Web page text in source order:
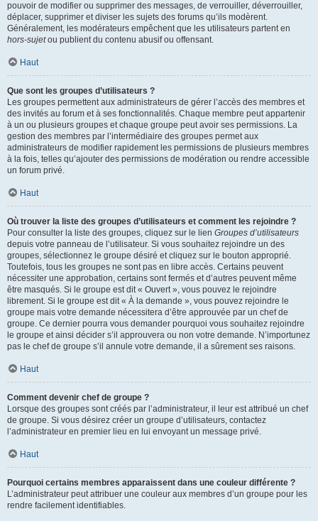
pouvoir de modifier ou supprimer des messages, de verrouiller, déverrouiller,
déplacer, supprimer et diviser les sujets des forums qu’ils modèrent.
Généralement, les modérateurs empêchent que les utilisateurs partent en
hors-sujetou publient du contenu abusif ou offensant.
Haut
Que sont les groupes d’utilisateurs ?
Les groupes permettent aux administrateurs de gérer l’accès des membres et
des invités au forum et à ses fonctionnalités. Chaque membre peut appartenir
à un ou plusieurs groupes et chaque groupe peut avoir ses permissions. La
gestion des membres par l’intermédiaire des groupes permet aux
administrateurs de modifier rapidement les permissions de plusieurs membres
à la fois, telles qu’ajouter des permissions de modération ou rendre accessible
un forum privé.
Haut
Où trouver la liste des groupes d’utilisateurs et comment les rejoindre ?
Pour consulter la liste des groupes, cliquez sur le lien Groupes d’utilisateurs
depuis votre panneau de l’utilisateur. Si vous souhaitez rejoindre un des
groupes, sélectionnez le groupe désiré et cliquez sur le bouton approprié.
Toutefois, tous les groupes ne sont pas en libre accès. Certains peuvent
nécessiter une approbation, certains sont fermés et d’autres peuvent même
être masqués. Si le groupe est dit « Ouvert », vous pouvez le rejoindre
librement. Si le groupe est dit « À la demande », vous pouvez rejoindre le
groupe mais votre demande nécessitera d’être approuvée par un chef de
groupe. Ce dernier pourra vous demander pourquoi vous souhaitez rejoindre
le groupe et ainsi décider s’il approuvera ou non votre demande. N’importunez
pas le chef de groupe s’il annule votre demande, il a sûrement ses raisons.
Haut
Comment devenir chef de groupe ?
Lorsque des groupes sont créés par l’administrateur, il leur est attribué un chef
de groupe. Si vous désirez créer un groupe d’utilisateurs, contactez
l’administrateur en premier lieu en lui envoyant un message privé.
Haut
Pourquoi certains membres apparaissent dans une couleur différente ?
L’administrateur peut attribuer une couleur aux membres d’un groupe pour les
rendre facilement identifiables.